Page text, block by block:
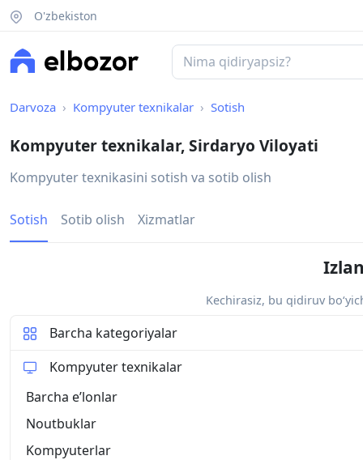
O'zbekiston
Darvoza Kompyuter texnikalar Sotish
Kompyuter texnikalar, Sirdaryo Viloyati
Kompyuter texnikasini sotish va sotib olish
Sotish Sotib olish Xizmatlar
Kechirasiz, bu qidiruv
Barcha kategoriyalar
Kompyuter texnikalar
Barcha eʼlonlar
Noutbuklar
Kompyuterlar